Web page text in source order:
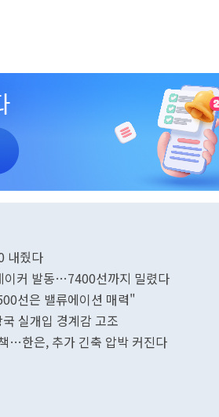
내줬다
이커 발동…7400선까지 밀렸다
선은 밸류에이션 매력"
실개입 경계감 고조
…한은, 추가 긴축 압박 커진다